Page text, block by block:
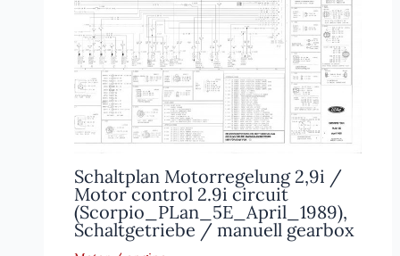
Schaltplan Motorregelung 2,9i /
Motor control 2.9i circuit
(Scorpio_PLan_5E_April_1989),
Schaltgetriebe / manuell gearbox